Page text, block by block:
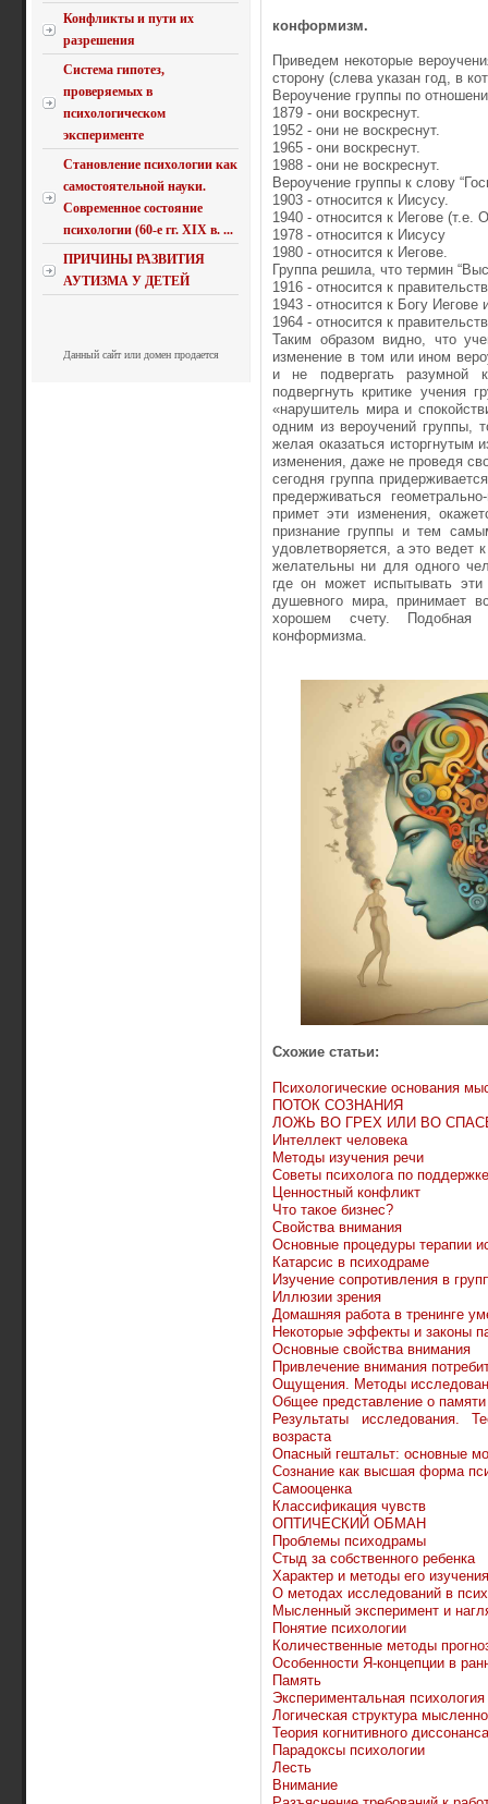
Конфликты и пути их
разрешения
Система гипотез,
проверяемых в
психологическом
эксперименте
Становление психологии как
самостоятельной науки.
Современное состояние
психологии (60-е гг. XIX в. ...
ПРИЧИНЫ РАЗВИТИЯ
АУТИЗМА У ДЕТЕЙ
Данный сайт или домен продается
конформизм.
Приведем некоторые
сторону (слева указан год, в
Вероучение группы по
1879 - они воскреснут.
1952 - они не воскреснут.
1965 - они воскреснут.
1988 - они не воскреснут.
Вероучение группы к слову
1903 - относится к Иисусу.
1940 - относится к Иегове (т.е.
1978 - относится к Иисусу
1980 - относится к Иегове.
Группа решила, что термин
1916 - относится к
1943 - относится к Богу Иегове
1964 - относится к
Таким образом видно, что
изменение в том или ином
и не подвергать разумной
подвергнуть критике учения
«нарушитель мира и
одним из вероучений группы,
желая оказаться исторгнутым
изменения, даже не проведя
сегодня группа
предерживаться
примет эти изменения,
признание группы и тем
удовлетворяется, а это ведет
желательны ни для одного
где он может испытывать
душевного мира, принимает
хорошем счету. Подобная
конформизма.
Схожие статьи:
Психологические основания
ПОТОК СОЗНАНИЯ
ЛОЖЬ ВО ГРЕХ ИЛИ ВО
Интеллект человека
Методы изучения речи
Советы психолога по
Ценностный конфликт
Что такое бизнес?
Свойства внимания
Основные процедуры терапии
Катарсис в психодраме
Изучение сопротивления в
Иллюзии зрения
Домашняя работа в тренинге
Некоторые эффекты и законы
Основные свойства внимания
Привлечение внимания
Ощущения. Методы
Общее представление о памяти
Результаты исследования.
возраста
Опасный гештальт: основные
Сознание как высшая форма
Самооценка
Классификация чувств
ОПТИЧЕСКИЙ ОБМАН
Проблемы психодрамы
Стыд за собственного ребенка
Характер и методы его изучения
О методах исследований в
Мысленный эксперимент и
Понятие психологии
Количественные методы
Особенности Я-концепции в
Память
Экспериментальная психология
Логическая структура
Теория когнитивного
Парадоксы психологии
Лесть
Внимание